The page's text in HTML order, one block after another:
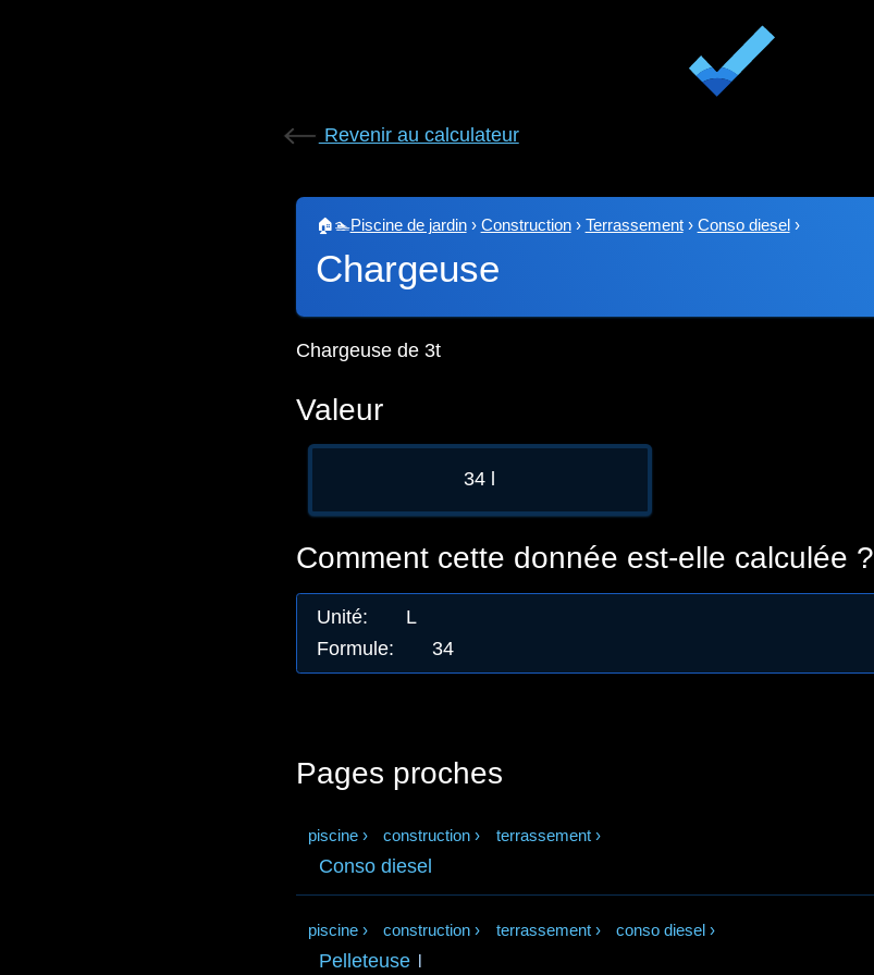
Revenir au calculateur
🏠🏊Piscine de jardin› Construction› Terrassement› Conso diesel ›
Chargeuse
Chargeuse de 3t
Valeur
34 l
Comment cette donnée est-elle calculée ?
Unité:
L
Formule: 34
Pages proches
piscine › construction › terrassement ›
Conso diesel
piscine › construction › terrassement › conso diesel ›
Pelleteuse